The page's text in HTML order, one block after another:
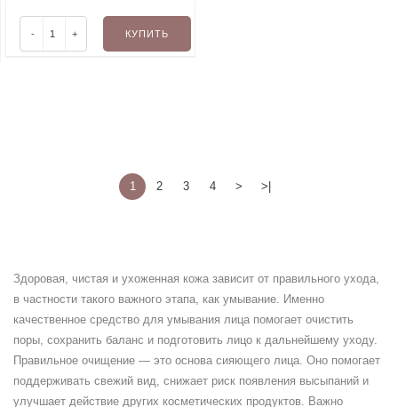
- + КУПИТЬ
1 2 3 4 > >|
Здоровая, чистая и ухоженная кожа зависит от правильного ухода,
в частности такого важного этапа, как умывание. Именно
качественное средство для умывания лица помогает очистить
поры, сохранить баланс и подготовить лицо к дальнейшему уходу.
Правильное очищение — это основа сияющего лица. Оно помогает
поддерживать свежий вид, снижает риск появления высыпаний и
улучшает действие других косметических продуктов. Важно